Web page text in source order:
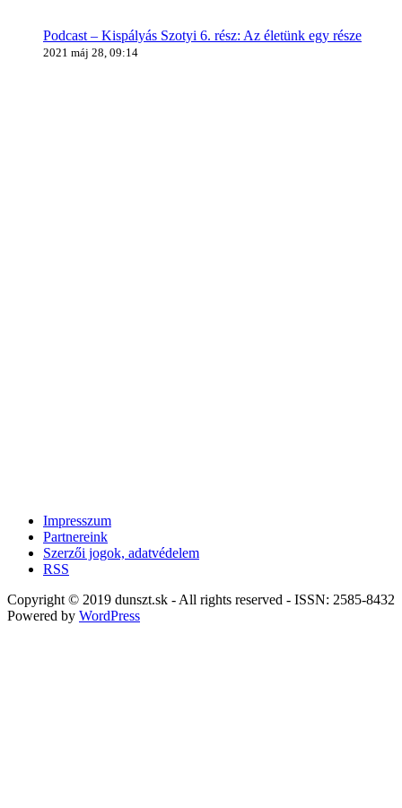
Podcast – Kispályás Szotyi 6. rész: Az életünk egy része
2021 máj 28, 09:14
Impresszum
Partnereink
Szerzői jogok, adatvédelem
RSS
Copyright © 2019 dunszt.sk - All rights reserved - ISSN: 2585-8432
Powered by WordPress